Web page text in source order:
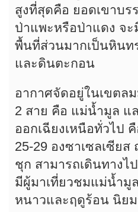
สูงที่สุดคือ ยอดเขาบร
ป่าแพะหรือป่าแดง จ
พื้นที่ส่วนมากเป็นหินท
และดินตะกอน
อากาศจัดอยู่ในเขตล
2 สาย คือ แม่น้ำมูล แ
ออกเฉียงเหนือทั่วไป
25-29 องซาเซลเซีย
ชุก สามารถเดินทาง
มีผู้มาเที่ยวชมแม่น้ำมู
หนาวและฤดูร้อน นิย